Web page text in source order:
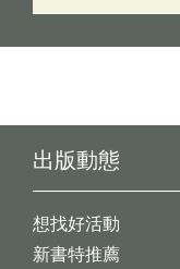
出版動態
想找好活動
新書特推薦